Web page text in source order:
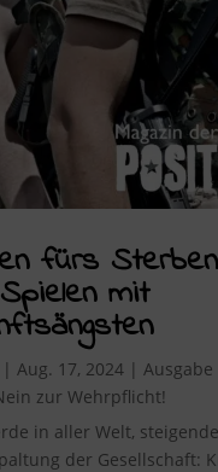
fürs
mit
| Aug. 17, 2024| Ausgabe
zur Wehrpflicht!
in aller Welt, steigende
der Gesellschaft: